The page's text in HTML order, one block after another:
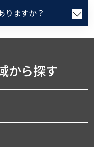
りますか？
から探す